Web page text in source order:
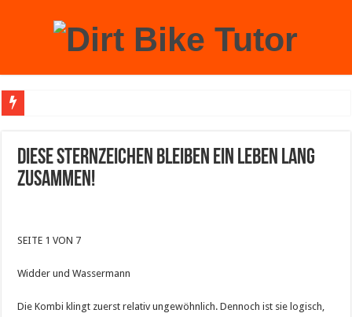
Diese Sternzeichen bleiben ein Leben lang
zusammen!
SEITE 1 VON 7
Widder und Wassermann
Die Kombi klingt zuerst relativ ungewöhnlich. Dennoch ist sie logisch,